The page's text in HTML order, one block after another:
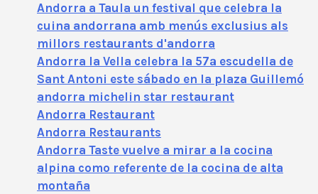
Andorra a Taula un festival que celebra la
cuina andorrana amb menús exclusius als
millors restaurants d'andorra
Andorra la Vella celebra la 57ª escudella de
Sant Antoni este sábado en la plaza Guillemó
andorra michelin star restaurant
Andorra Restaurant
Andorra Restaurants
Andorra Taste vuelve a mirar a la cocina
alpina como referente de la cocina de alta
montaña